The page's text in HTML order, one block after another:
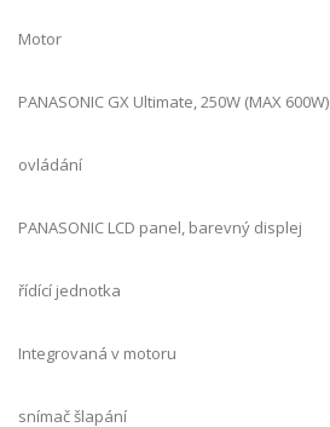
Motor
PANASONIC GX Ultimate, 250W (MAX
ovládání
PANASONIC LCD panel, barevný displej
řídící jednotka
Integrovaná v motoru
snímač šlapání